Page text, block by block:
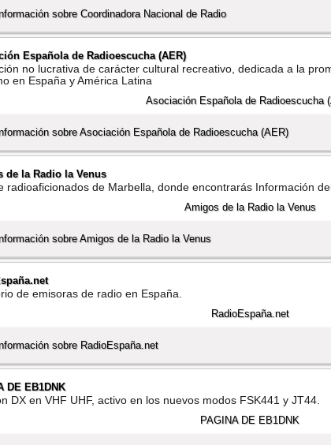
sobre Coordinadora Nacional de Radio
Española de Radioescucha (AER)
no lucrativa de carácter cultural recreativo, dedicada a la
en España y América Latina
sobre Asociación Española de Radioescucha (AER)
de la Radio la Venus
radioaficionados de Marbella, donde encontrarás Información
sobre Amigos de la Radio la Venus
de emisoras de radio en España.
sobre RadioEspaña.net
DE EB1DNK
DX en VHF UHF, activo en los nuevos modos FSK441 y JT44.